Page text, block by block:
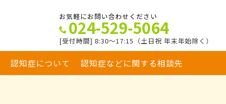
お気軽にお問い合わせください
024-529-5064
[受付時間] 8:30～17:15（土日祝 年末年始除く）
認知症について 認知症などに関する相談先